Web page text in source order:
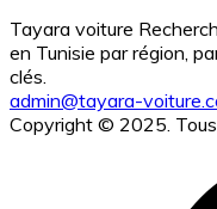
Tayara voiture
en Tunisie par région,
clés.
admin@tayara-
Copyright © 2025.